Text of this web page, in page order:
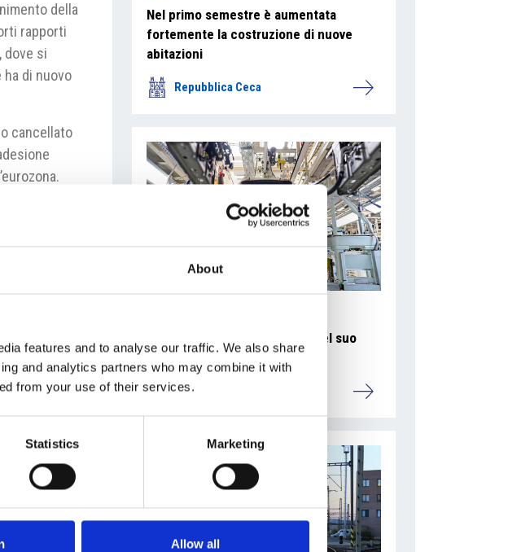
About
features and to analyse our traffic. We also share
and analytics partners who may combine it with
from your use of their services.
Statistics Marketing
Allow all
della
rapporti
dove si
di nuovo
cancellato
la politica
Ceca.
da solo la
Nel primo semestre è aumentata
fortemente la costruzione di nuove
abitazioni
Repubblica Ceca
La Škoda avvia la produzione del suo
SUV Peaq
Repubblica Ceca